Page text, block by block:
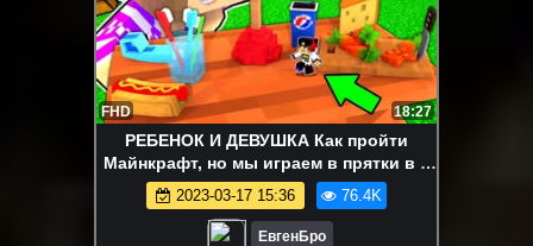
FHD 18:27
РЕБЕНОК И ДЕВУШКА Как пройти
Майнкрафт, но мы играем в прятки в 1
блок ! НУБ И ПРО ВИДЕО MINECRAFT
2023-03-17 15:36 76.4K
ЕвгенБро